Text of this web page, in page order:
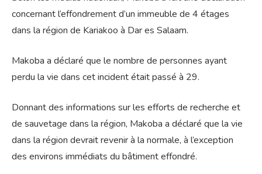
concernant l’effondrement d’un immeuble de 4 étages
dans la région de Kariakoo à Dar es Salaam.
Makoba a déclaré que le nombre de personnes ayant
perdu la vie dans cet incident était passé à 29.
Donnant des informations sur les efforts de recherche et
de sauvetage dans la région, Makoba a déclaré que la vie
dans la région devrait revenir à la normale, à l’exception
des environs immédiats du bâtiment effondré.